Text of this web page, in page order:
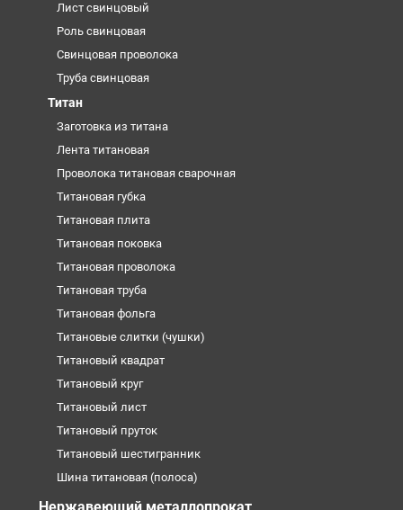
Лист свинцовый
Роль свинцовая
Свинцовая проволока
Труба свинцовая
Титан
Заготовка из титана
Лента титановая
Проволока титановая сварочная
Титановая губка
Титановая плита
Титановая поковка
Титановая проволока
Титановая труба
Титановая фольга
Титановые слитки (чушки)
Титановый квадрат
Титановый круг
Титановый лист
Титановый пруток
Титановый шестигранник
Шина титановая (полоса)